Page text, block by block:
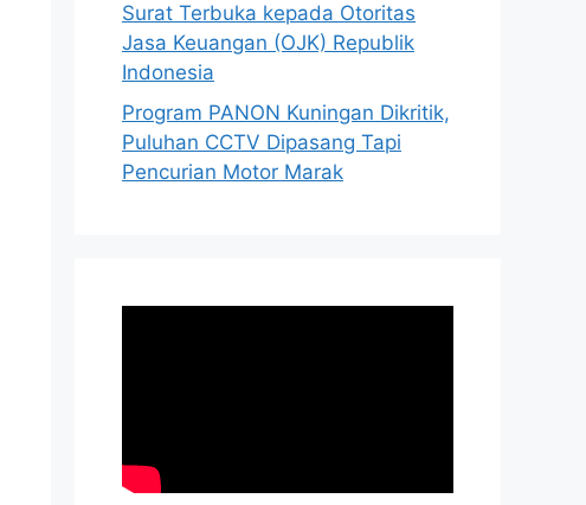
Surat Terbuka kepada Otoritas
Jasa Keuangan (OJK) Republik
Indonesia
Program PANON Kuningan Dikritik,
Puluhan CCTV Dipasang Tapi
Pencurian Motor Marak